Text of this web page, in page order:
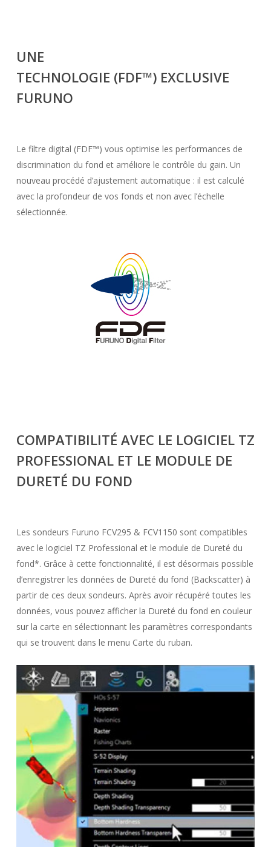
UNE
TECHNOLOGIE (FDF™)EXCLUSIVE
FURUNO
Le filtre digital (FDF™) vous optimise les performances de
discrimination du fond et améliore le contrôle du gain. Un
nouveau procédé d’ajustement automatique : il est calculé
avec la profondeur de vos fonds et non avec l’échelle
sélectionnée.
COMPATIBILITÉ AVEC LE LOGICIEL TZ
PROFESSIONALET LE MODULE DE
DURETÉ DU FOND
Les sondeurs Furuno FCV295 & FCV1150 sont compatibles
avec le logiciel TZ Professional et le module de Dureté du
fond*. Grâce à cette fonctionnalité, il est désormais possible
d’enregistrer les données de Dureté du fond (Backscatter) à
partir de ces deux sondeurs. Après avoir récupéré toutes les
données, vous pouvez afficher la Dureté du fond en couleur
sur la carte en sélectionnant les paramètres correspondants
qui se trouvent dans le menu Carte du ruban.